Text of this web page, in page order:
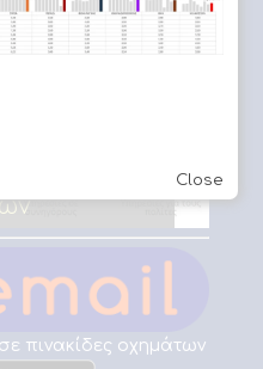
πινακίδες οχημάτων
Close